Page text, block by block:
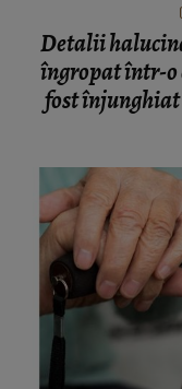
Detalii
îngropat într-o
fost